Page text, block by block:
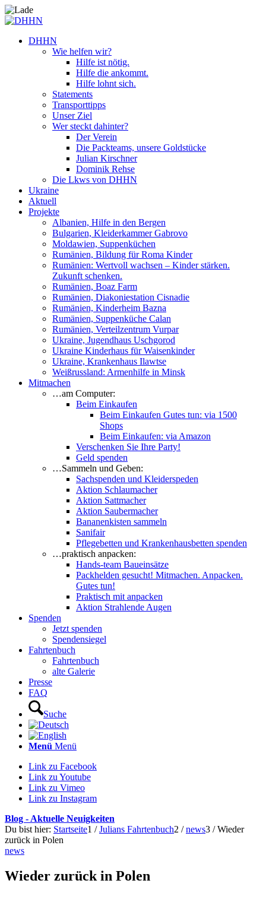
DHHN
Wie helfen wir?
Hilfe ist nötig.
Hilfe die ankommt.
Hilfe lohnt sich.
Statements
Transporttipps
Unser Ziel
Wer steckt dahinter?
Der Verein
Die Packteams, unsere Goldstücke
Julian Kirschner
Dominik Rehse
Die Lkws von DHHN
Ukraine
Aktuell
Projekte
Albanien, Hilfe in den Bergen
Bulgarien, Kleiderkammer Gabrovo
Moldawien, Suppenküchen
Rumänien, Bildung für Roma Kinder
Rumänien: Wertvoll wachsen – Kinder stärken.
Zukunft schenken.
Rumänien, Boaz Farm
Rumänien, Diakoniestation Cisnadie
Rumänien, Kinderheim Bazna
Rumänien, Suppenküche Calan
Rumänien, Verteilzentrum Vurpar
Ukraine, Jugendhaus Uschgorod
Ukraine Kinderhaus für Waisenkinder
Ukraine, Krankenhaus Ilawtse
Weißrussland: Armenhilfe in Minsk
Mitmachen
…am Computer:
Beim Einkaufen
Beim Einkaufen Gutes tun: via 1500
Shops
Beim Einkaufen: via Amazon
Verschenken Sie Ihre Party!
Geld spenden
…Sammeln und Geben:
Sachspenden und Kleiderspeden
Aktion Schlaumacher
Aktion Sattmacher
Aktion Saubermacher
Bananenkisten sammeln
Sanifair
Pflegebetten und Krankenhausbetten spenden
…praktisch anpacken:
Hands-team Baueinsätze
Packhelden gesucht! Mitmachen. Anpacken.
Gutes tun!
Praktisch mit anpacken
Aktion Strahlende Augen
Spenden
Jetzt spenden
Spendensiegel
Fahrtenbuch
Fahrtenbuch
alte Galerie
Presse
FAQ
Suche
Menü Menü
Link zu Facebook
Link zu Youtube
Link zu Vimeo
Link zu Instagram
Blog - Aktuelle Neuigkeiten
Du bist hier: Startseite1 / Julians Fahrtenbuch2 / news3 / Wieder
zurück in Polen
news
Wieder zurück in Polen